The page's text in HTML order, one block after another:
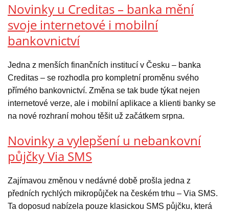
Novinky u Creditas – banka mění
svoje internetové i mobilní
bankovnictví
Jedna z menších finančních institucí v Česku – banka
Creditas – se rozhodla pro kompletní proměnu svého
přímého bankovnictví. Změna se tak bude týkat nejen
internetové verze, ale i mobilní aplikace a klienti banky se
na nové rozhraní mohou těšit už začátkem srpna.
Novinky a vylepšení u nebankovní
půjčky Via SMS
Zajímavou změnou v nedávné době prošla jedna z
předních rychlých mikropůjček na českém trhu – Via SMS.
Ta doposud nabízela pouze klasickou SMS půjčku, která